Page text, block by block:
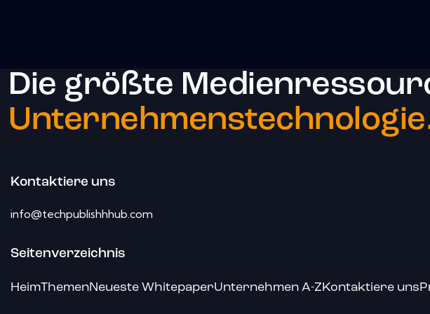
Die größte
Kontaktiere uns
info@techpublishhhub.com
Seitenverzeichnis
HeimThemenNeueste WhitepaperUnternehmen A-ZKontaktiere uns